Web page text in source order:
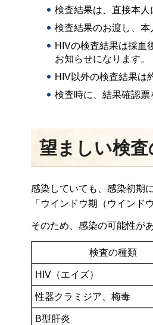
検査結果は、直接本人
検査結果のお渡し、本
HIVの検査結果は採血
お知らせになります。
HIV以外の検査結果は
検査時に、結果確認票
望ましい検査
感染していても、感染初期
「ウインドウ期（ウインド
そのため、感染の可能性が
検査の種類
HIV（エイズ）
性器クラミジア、梅毒
B型肝炎